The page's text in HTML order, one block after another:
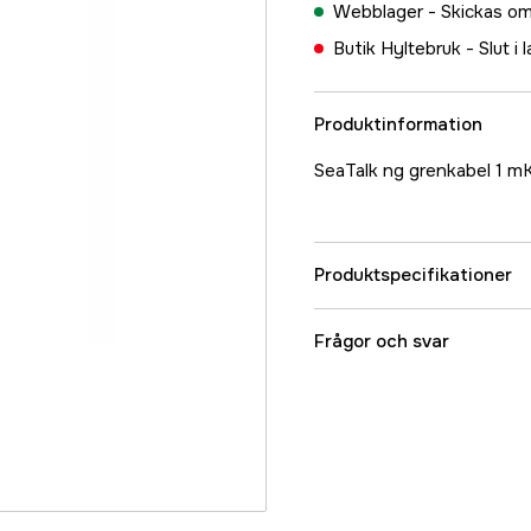
Webblager - Skickas
Butik Hyltebruk - Slut i
Produktinformation
SeaTalk ng grenkabel 1
Produktspecifikationer
Referensnummer
Frågor och svar